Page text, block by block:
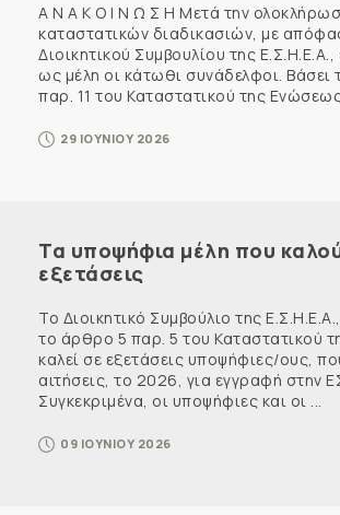
Α Ν Α Κ Ο Ι Ν Ω Σ Η Μετά την
καταστατικών διαδικασιών, με
Διοικητικού Συμβουλίου της
ως μέλη οι κάτωθι συνάδελφοι. Βάσει
παρ. 11 του Καταστατικού της Ενώσεως,
29 ΙΟΥΝΙΟΥ 2026
Τα υποψήφια μέλη που
εξετάσεις
Το Διοικητικό Συμβούλιο της
το άρθρο 5 παρ. 5 του Καταστατικού
καλεί σε εξετάσεις υποψήφιες/ους,
αιτήσεις, το 2026, για εγγραφή στην
Συγκεκριμένα, οι υποψήφιες και οι ...
09 ΙΟΥΝΙΟΥ 2026